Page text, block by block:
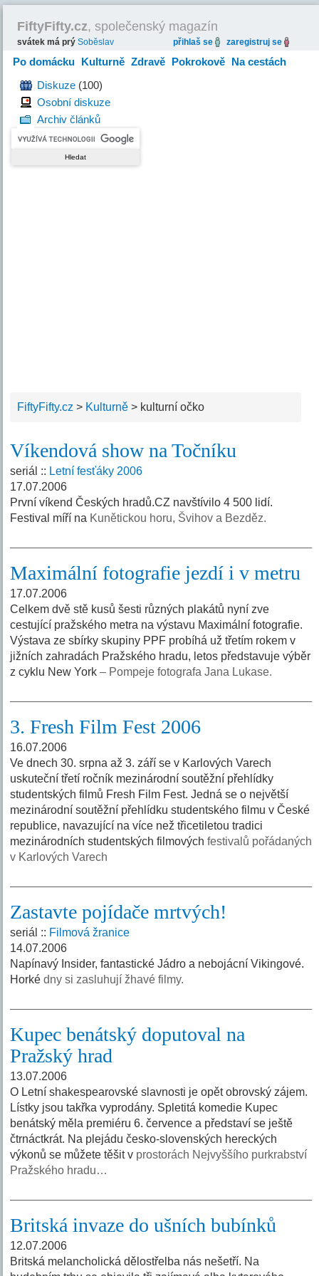
FiftyFifty.cz, společenský magazín
svátek má prýSoběslav přihlaš se zaregistruj se
Po domácku Kulturně Zdravě Pokrokově Na cestách
HravěDiskuze (100)
Osobní diskuze
Archiv článků
FiftyFifty.cz > Kulturně > kulturní očko
Víkendová show na Točníku
seriál :: Letní fesťáky 2006
17.07.2006
První víkend Českých hradů.CZ navštívilo 4 500 lidí.
Festival míří na Kunětickou horu, Švihov a Bezděz.
Maximální fotografie jezdí i v metru
17.07.2006
Celkem dvě stě kusů šesti různých plakátů nyní zve
cestující pražského metra na výstavu Maximální fotografie.
Výstava ze sbírky skupiny PPF probíhá už třetím rokem v
jižních zahradách Pražského hradu, letos představuje výběr
z cyklu New York– Pompeje fotografa Jana Lukase.
3. Fresh Film Fest 2006
16.07.2006
Ve dnech 30. srpna až 3. září se v Karlových Varech
uskuteční třetí ročník mezinárodní soutěžní přehlídky
studentských filmů Fresh Film Fest. Jedná se o největší
mezinárodní soutěžní přehlídku studentského filmu v České
republice, navazující na více než třicetiletou tradici
mezinárodních studentských filmovýchfestivalů pořádaných
v Karlových Varech
Zastavte pojídače mrtvých!
seriál :: Filmová žranice
14.07.2006
Napínavý Insider, fantastické Jádro a nebojácní Vikingové.
Horkédny si zasluhují žhavé filmy.
Kupec benátský doputoval na
Pražský hrad
13.07.2006
O Letní shakespearovské slavnosti je opět obrovský zájem.
Lístky jsou takřka vyprodány. Spletitá komedie Kupec
benátský měla premiéru 6. července a představí se ještě
čtrnáctkrát. Na plejádu česko-slovenských hereckých
výkonů se můžete těšit v prostorách Nejvyššího purkrabství
Pražského hradu…
Britská invaze do ušních bubínků
12.07.2006
Britská melancholická dělostřelba nás nešetří. Na